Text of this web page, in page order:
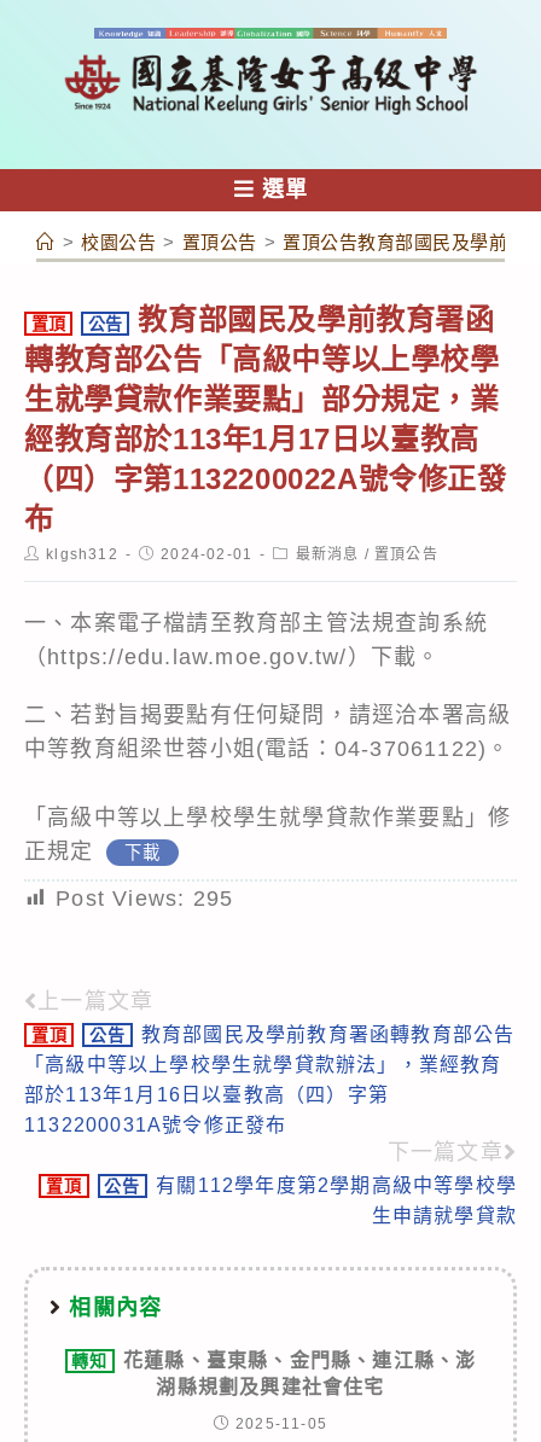
容
選單
> 校園公告 > 置頂公告 > 置頂公告教育部國民及學前教
置頂 公告
教育部國民及學前教育署函
轉教育部公告「高級中等以上學校學
生就學貸款作業要點」部分規定，業
經教育部於113年1月17日以臺教高
（四）字第1132200022A號令修正發
布
Postklgsh312
Post2024-02-01
Post最新消息 / 置頂公告
一、本案電子檔請至教育部主管法規查詢系統
（https://edu.law.moe.gov.tw/）下載。
二、若對旨揭要點有任何疑問，請逕洽本署高級
中等教育組梁世蓉小姐(電話：04-37061122)。
「高級中等以上學校學生就學貸款作業要點」修
正規定
下載
Post Views: 295
Read
more
articles
上一篇文章
置頂 公告
教育部國民及學前教育署函轉教育部公告
「高級中等以上學校學生就學貸款辦法」，業經教育
部於113年1月16日以臺教高（四）字第
1132200031A號令修正發布
下一篇文章
置頂 公告
有關112學年度第2學期高級中等學校學
生申請就學貸款
相關內容
轉知
花蓮縣、臺東縣、金門縣、連江縣、澎
湖縣規劃及興建社會住宅
2025-11-05